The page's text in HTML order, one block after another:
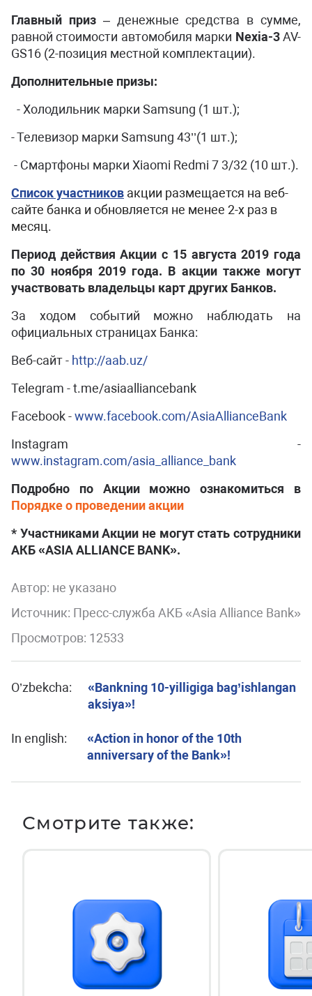
Главный приз– денежные средства в сумме,
равной стоимости автомобиля марки Nexia-3AV-
GS16 (2-позиция местной комплектации).
Дополнительные призы:
- Холодильник марки Samsung (1 шт.);
- Телевизор марки Samsung 43’’(1 шт.);
- Смартфоны марки Xiaomi Redmi 7 3/32 (10 шт.).
Список участников aкции размещается на веб-
сайте банка и обновляется не менее 2-х раз в
месяц.
Период действия Акции с 15 августа 2019 года
по 30 ноября 2019 года. В акции также могут
участвовать владельцы карт других Банков.
За ходом событий можно наблюдать на
официальных страницах Банка:
Веб-сайт - http://aab.uz/
Telegram - t.me/asiaalliancebank
Facebook -www.facebook.com/AsiaAllianceBank
Instagram -
www.instagram.com/asia_alliance_bank
Подробно по Акции можно ознакомиться в
Порядке о проведении акции
* Участниками Акции не могут стать сотрудники
АКБ «ASIA ALLIANCE BANK».
Автор: не указано
Источник: Пресс-служба АКБ «Asia Alliance Bank»
Просмотров: 12533
O’zbekcha:
«Bankning 10-yilligiga bag’ishlangan
aksiya»!
In english:
«Action in honor of the 10th
anniversary of the Bank»!
Смотрите также: